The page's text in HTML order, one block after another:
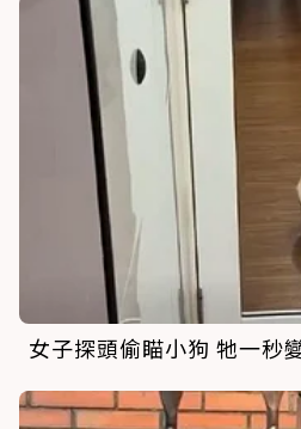
女子探頭偷瞄小狗 牠一秒